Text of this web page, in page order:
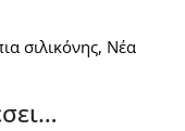
σιλικόνης, Νέα